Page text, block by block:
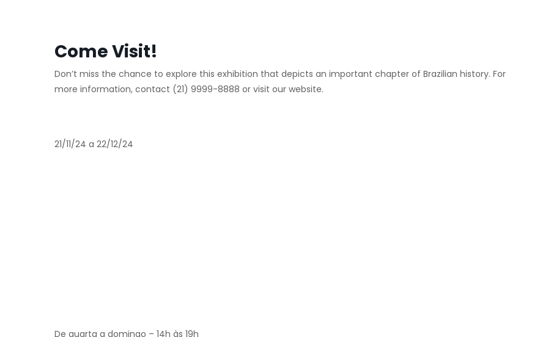
Come Visit!
Don’t miss the chance to explore this exhibition that depicts an important chapter of Brazilian history. For
more information, contact (21) 9999-8888 or visit our website.
21/11/24 a 22/12/24
De quarta a domingo – 14h às 19h